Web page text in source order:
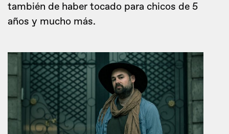
también de haber tocado para chicos de 5
años y mucho más.